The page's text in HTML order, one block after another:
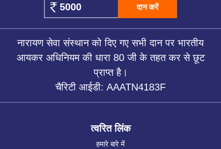
दान करें
नारायण सेवा संस्थान को दिए गए सभी दान पर भारतीय
आयकर अधिनियम की धारा 80 जी के तहत कर से छूट
प्राप्त है।
चैरिटी आईडी: AAATN4183F
त्वरित लिंक
हमारे बारे में